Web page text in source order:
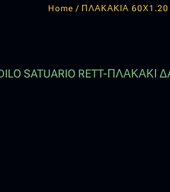
Home / ΠΛΑΚΑΚΙΑ 60Χ1.20